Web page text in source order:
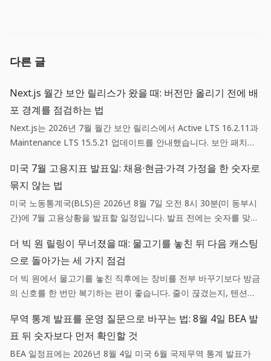
다른 글
Next.js 월간 보안 릴리스가 왔을 때: 버전만 올리기 전에 배
포 경계를 점검하는 법
Next.js는 2026년 7월 월간 보안 릴리스에서 Active LTS 16.2.11과
Maintenance LTS 15.5.21 업데이트를 안내했습니다. 보안 패치는
기 기준을 함께 갖춘 배포 작업입니다.
미국 7월 고용지표 발표일: 채용·현금·가격 가정을 한 숫자로
묶지 않는 법
미국 노동통계국(BLS)은 2026년 8월 7일 오전 8시 30분(미 동부시
간)에 7월 고용상황을 발표할 일정입니다. 발표 전에는 숫자를 맞히
질지 미리 정하는 편이 실무에 도움이 됩니다.
더 빅 원 릴링이 무너졌을 때: 물고기를 놓친 뒤 다음 캐스팅
으로 돌아가는 세 가지 점검
더 빅 원에서 물고기를 놓친 직후에는 장비를 전부 바꾸기보다 방금
의 신호를 한 번만 복기하는 편이 좋습니다. 줄이 끊겼는지, 텐션이
이 훨씬 선명해집니다.
무역 통계 발표를 운영 질문으로 바꾸는 법: 8월 4일 BEA 발
표 뒤 숫자보다 먼저 확인할 것
BEA 일정표에는 2026년 8월 4일 미국 6월 국제무역 통계 발표가